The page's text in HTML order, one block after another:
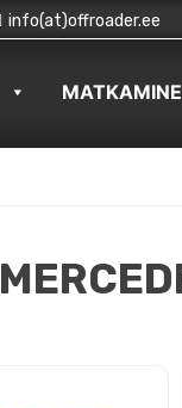
info(at)offroader.ee
MATKAMINE